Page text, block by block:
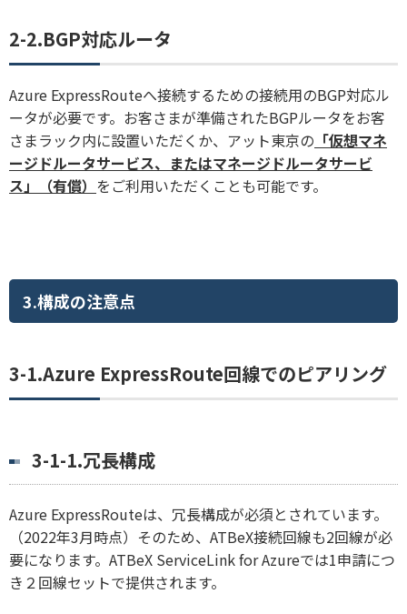
2-2.BGP対応ルータ
Azure ExpressRouteへ接続するための接続用のBGP対応ル
ータが必要です。お客さまが準備されたBGPルータをお客
さまラック内に設置いただくか、アット東京の 「仮想マネ
ージドルータサービス、またはマネージドルータサービ
ス」（有償） をご利用いただくことも可能です。
3.構成の注意点
3-1.Azure ExpressRoute回線でのピアリング
3-1-1.冗長構成
Azure ExpressRouteは、冗長構成が必須とされています。
（2022年3月時点）そのため、ATBeX接続回線も2回線が必
要になります。ATBeX ServiceLink for Azureでは1申請につ
き２回線セットで提供されます。